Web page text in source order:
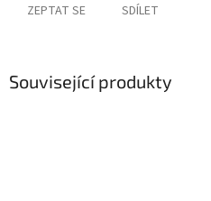
ZEPTAT SE SDÍLET
Související produkty